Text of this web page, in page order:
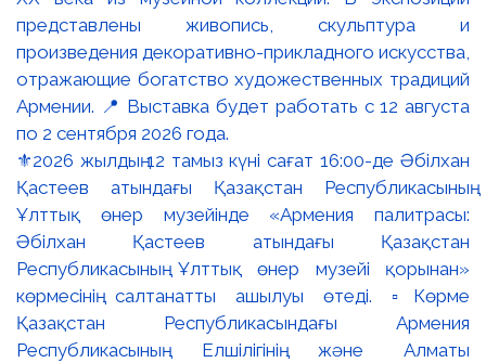
⚜️2026 жылдың 12 тамыз күні сағат 16:00-де Әбілхан
Қастеев атындағы Қазақстан Республикасының
Ұлттық өнер музейінде «Армения палитрасы:
Әбілхан Қастеев атындағы Қазақстан
Республикасының Ұлттық өнер музейі қорынан»
көрмесінің салтанатты ашылуы өтеді. ▫️Көрме
Қазақстан Республикасындағы Армения
Республикасының Елшілігінің және Алматы